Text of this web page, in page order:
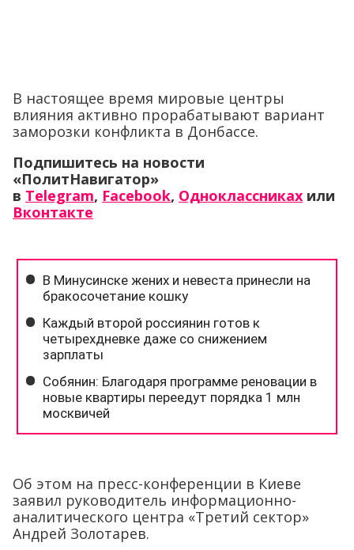
В настоящее время мировые центры
влияния активно прорабатывают вариант
заморозки конфликта в Донбассе.
Подпишитесь на новости
«ПолитНавигатор»
в Telegram, Facebook, Одноклассниках или
Вконтакте
Об этом на пресс-конференции в Киеве
заявил руководитель информационно-
аналитического центра «Третий сектор»
Андрей Золотарев.